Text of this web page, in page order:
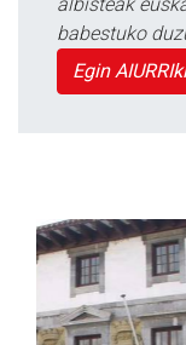
babestuko
Egin